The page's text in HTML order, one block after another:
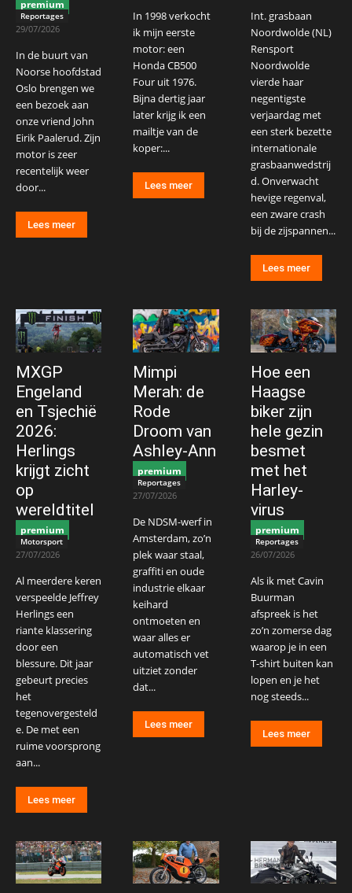
premium
Reportages
29/07/2026
In de buurt van
Noorse hoofdstad
Oslo brengen we
een bezoek aan
onze vriend John
Eirik Paalerud. Zijn
motor is zeer
recentelijk weer
door...
Lees meer
In 1998 verkocht
ik mijn eerste
motor: een
Honda CB500
Four uit 1976.
Bijna dertig jaar
later krijg ik een
mailtje van de
koper:...
Lees meer
Int. grasbaan
Noordwolde (NL)
Rensport
Noordwolde
vierde haar
negentigste
verjaardag met
een sterk bezette
internationale
grasbaanwedstrij
d. Onverwacht
hevige regenval,
een zware crash
bij de zijspannen...
Lees meer
MXGP
Engeland
en Tsjechië
2026:
Herlings
krijgt zicht
op
wereldtitel
premium
Motorsport
27/07/2026
Al meerdere keren
verspeelde Jeffrey
Herlings een
riante klassering
door een
blessure. Dit jaar
gebeurt precies
het
tegenovergesteld
e. De met een
ruime voorsprong
aan...
Lees meer
Mimpi
Merah: de
Rode
Droom van
Ashley-Ann
premium
Reportages
27/07/2026
De NDSM-werf in
Amsterdam, zo’n
plek waar staal,
graffiti en oude
industrie elkaar
keihard
ontmoeten en
waar alles er
automatisch vet
uitziet zonder
dat...
Lees meer
Hoe een
Haagse
biker zijn
hele gezin
besmet
met het
Harley-
virus
premium
Reportages
26/07/2026
Als ik met Cavin
Buurman
afspreek is het
zo’n zomerse dag
waarop je in een
T-shirt buiten kan
lopen en je het
nog steeds...
Lees meer